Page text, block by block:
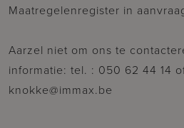
Maatregelenregister in
Aarzel niet om ons te
informatie: tel. : 050 62 44 14
knokke@immax.be